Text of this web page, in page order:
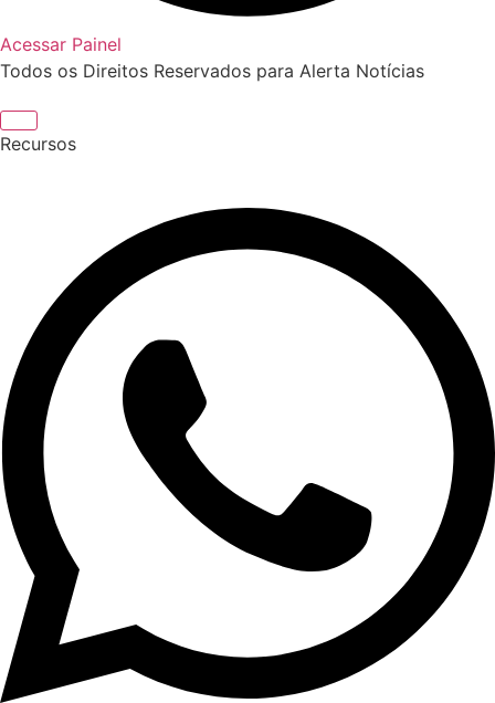
Acessar Painel
Todos os Direitos Reservados para Alerta Notícias
Recursos